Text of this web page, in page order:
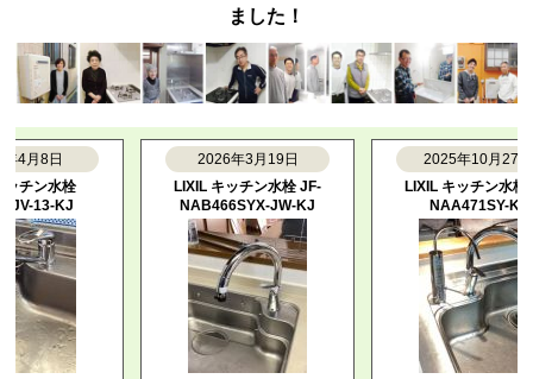
ました！
8日
ン水栓
13-KJ
2026年3月19日
LIXIL キッチン水栓 JF-
NAB466SYX-JW-KJ
2025年10月27日
LIXIL キッチン水栓 SF-
NAA471SY-KJ